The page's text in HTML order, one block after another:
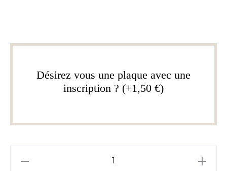
Désirez vous une plaque avec une
inscription ? (+1,50 €)